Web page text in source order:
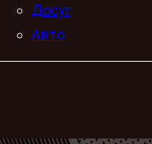
Досуг
Авто